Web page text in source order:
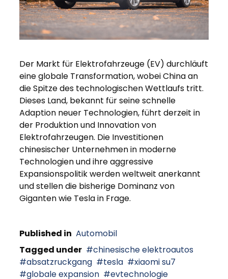
Der Markt für Elektrofahrzeuge (EV) durchläuft
eine globale Transformation, wobei China an
die Spitze des technologischen Wettlaufs tritt.
Dieses Land, bekannt für seine schnelle
Adaption neuer Technologien, führt derzeit in
der Produktion und Innovation von
Elektrofahrzeugen. Die Investitionen
chinesischer Unternehmen in moderne
Technologien und ihre aggressive
Expansionspolitik werden weltweit anerkannt
und stellen die bisherige Dominanz von
Giganten wie Tesla in Frage.
Published in Automobil
Tagged under
chinesische elektroautos
absatzruckgang
tesla
xiaomi su7
globale expansion
evtechnologie